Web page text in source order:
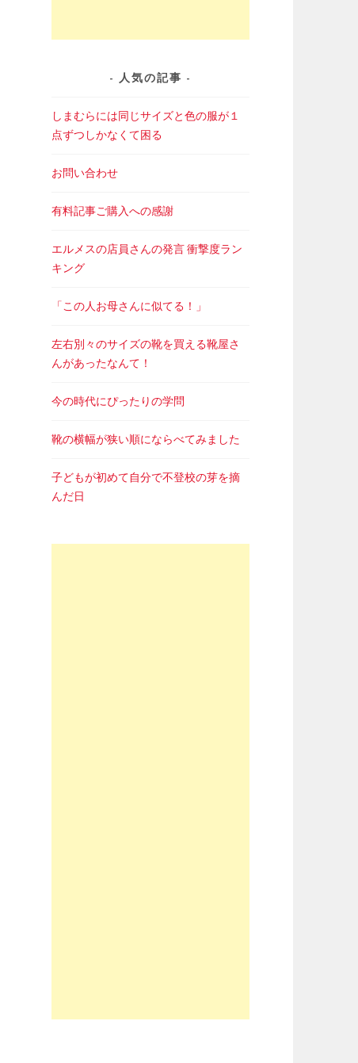
人気の記事
しまむらには同じサイズと色の服が１
点ずつしかなくて困る
お問い合わせ
有料記事ご購入への感謝
エルメスの店員さんの発言 衝撃度ラン
キング
「この人お母さんに似てる！」
左右別々のサイズの靴を買える靴屋さ
んがあったなんて！
今の時代にぴったりの学問
靴の横幅が狭い順にならべてみました
子どもが初めて自分で不登校の芽を摘
んだ日